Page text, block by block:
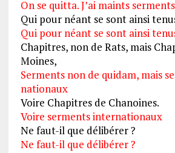
On se quitta. J’ai maints
Qui pour néant se sont ainsi
Qui pour néant se sont ainsi
Chapitres, non de Rats, mais
Moines,
Serments non de quidam, mais
nationaux
Voire Chapitres de Chanoines.
Voire serments internationaux
Ne faut-il que délibérer ?
Ne faut-il que délibérer ?